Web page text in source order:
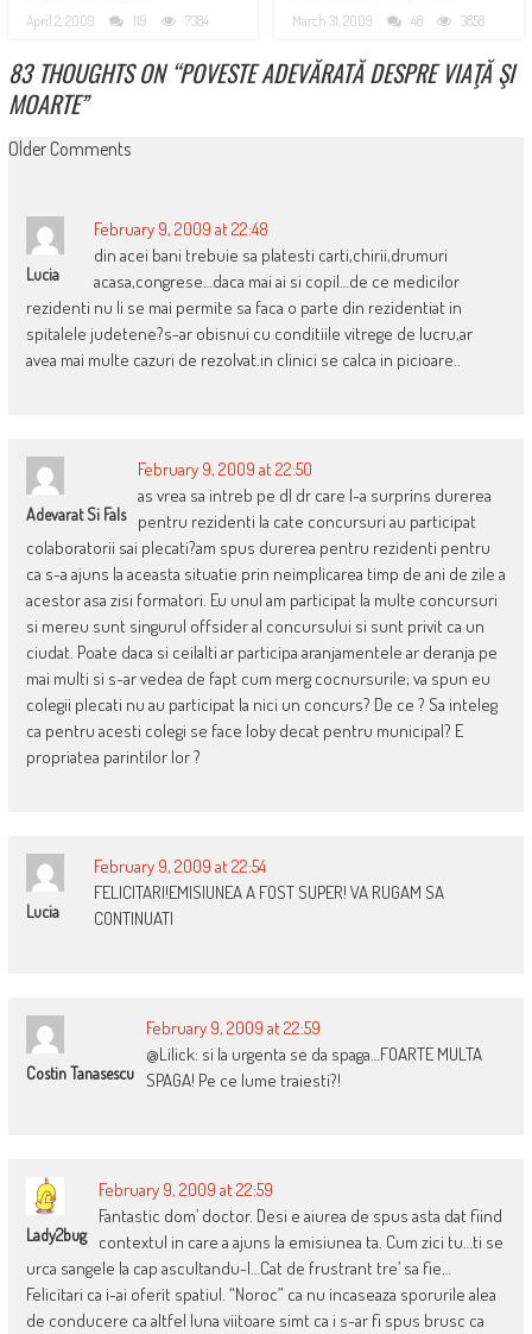
April 2, 2009 119 7384 March 31, 2009 48 3858
83 THOUGHTS ON “POVESTE ADEVĂRATĂ DESPRE VIAŢĂ ŞI
MOARTE”
COMMENT
Older Comments
Lucia
February 9, 2009 at 22:48
din acei bani trebuie sa platesti carti,chirii,drumuri
acasa,congrese…daca mai ai si copil…de ce medicilor
rezidenti nu li se mai permite sa faca o parte din rezidentiat in
spitalele judetene?s-ar obisnui cu conditiile vitrege de lucru,ar
avea mai multe cazuri de rezolvat.in clinici se calca in picioare..
Adevarat Si Fals
February 9, 2009 at 22:50
as vrea sa intreb pe dl dr care l-a surprins durerea
pentru rezidenti la cate concursuri au participat
colaboratorii sai plecati?am spus durerea pentru rezidenti pentru
ca s-a ajuns la aceasta situatie prin neimplicarea timp de ani de zile a
acestor asa zisi formatori. Eu unul am participat la multe concursuri
si mereu sunt singurul offsider al concursului si sunt privit ca un
ciudat. Poate daca si ceilalti ar participa aranjamentele ar deranja pe
mai multi si s-ar vedea de fapt cum merg cocnursurile; va spun eu
colegii plecati nu au participat la nici un concurs? De ce ? Sa inteleg
ca pentru acesti colegi se face loby decat pentru municipal? E
propriatea parintilor lor ?
Lucia
February 9, 2009 at 22:54
FELICITARI!EMISIUNEA A FOST SUPER! VA RUGAM SA
CONTINUATI
Costin Tanasescu
February 9, 2009 at 22:59
@Lilick: si la urgenta se da spaga…FOARTE MULTA
SPAGA! Pe ce lume traiesti?!
Lady2bug
February 9, 2009 at 22:59
Fantastic dom’ doctor. Desi e aiurea de spus asta dat fiind
contextul in care a ajuns la emisiunea ta. Cum zici tu…ti se
urca sangele la cap ascultandu-l…Cat de frustrant tre’ sa fie…
Felicitari ca i-ai oferit spatiul. “Noroc” ca nu incaseaza sporurile alea
de conducere ca altfel luna viitoare simt ca i s-ar fi spus brusc ca